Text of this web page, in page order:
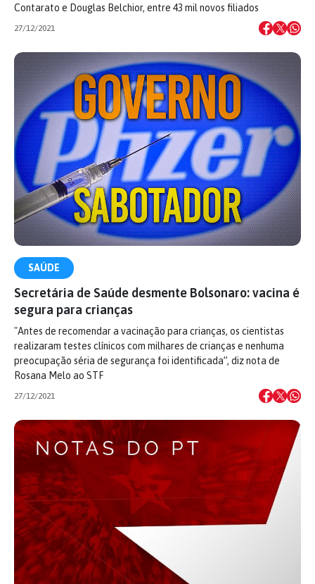
Contarato e Douglas Belchior, entre 43 mil novos filiados
27/12/2021
SAÚDE
Secretária de Saúde desmente Bolsonaro: vacina é
segura para crianças
"Antes de recomendar a vacinação para crianças, os cientistas
realizaram testes clínicos com milhares de crianças e nenhuma
preocupação séria de segurança foi identificada”, diz nota de
Rosana Melo ao STF
27/12/2021